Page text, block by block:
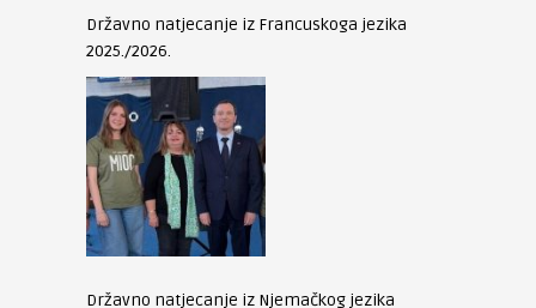
Državno natjecanje iz Francuskoga jezika
2025./2026.
Državno natjecanje iz Njemačkog jezika